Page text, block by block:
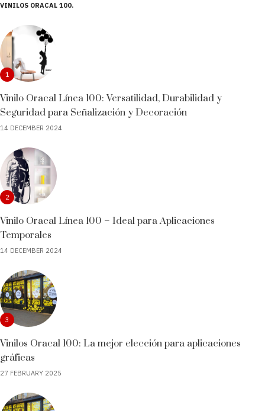
VINILOS ORACAL 100
1
Vinilo Oracal Línea 100: Versatilidad, Durabilidad y
Seguridad para Señalización y Decoración
14 DECEMBER 2024
2
Vinilo Oracal Línea 100 – Ideal para Aplicaciones
Temporales
14 DECEMBER 2024
3
Vinilos Oracal 100: La mejor elección para aplicaciones
gráficas
27 FEBRUARY 2025